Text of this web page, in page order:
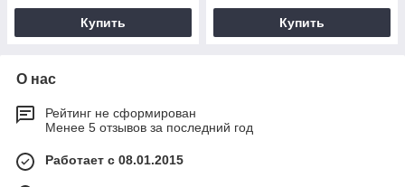
Купить Купить
О нас
Рейтинг не сформирован
Менее 5 отзывов за последний год
Работает с 08.01.2015